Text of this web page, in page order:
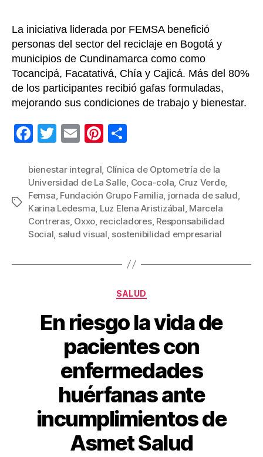
La iniciativa liderada por FEMSA benefició
personas del sector del reciclaje en Bogotá y
municipios de Cundinamarca como como
Tocancipá, Facatativá, Chía y Cajicá. Más del 80%
de los participantes recibió gafas formuladas,
mejorando sus condiciones de trabajo y bienestar.
F
c
e
b
o
k
T
tt
er
E
ail
Pi
er
e
st
m
p
ar
tir
Etiquetas
bienestar integral, Clínica de Optometría de la
Universidad de La Salle, Coca-cola, Cruz Verde,
Femsa, Fundación Grupo Familia, jornada de salud,
Karina Ledesma, Luz Elena Aristizábal, Marcela
Contreras, Oxxo, recicladores, Responsabilidad
Social, salud visual, sostenibilidad empresarial
Categorías
SALUD
En riesgo la vida de
pacientes con
enfermedades
huérfanas ante
incumplimientos de
Asmet Salud